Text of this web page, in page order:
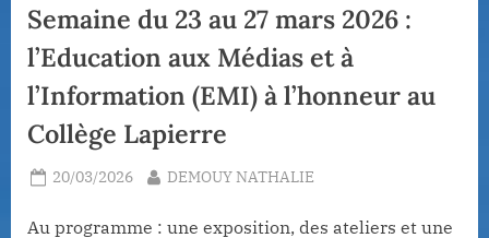
Semaine du 23 au 27 mars 2026 :
l’Education aux Médias et à
l’Information (EMI) à l’honneur au
Collège Lapierre
Posted
20/03/2026 By
DEMOUY NATHALIE
Au programme : une exposition, des ateliers et une